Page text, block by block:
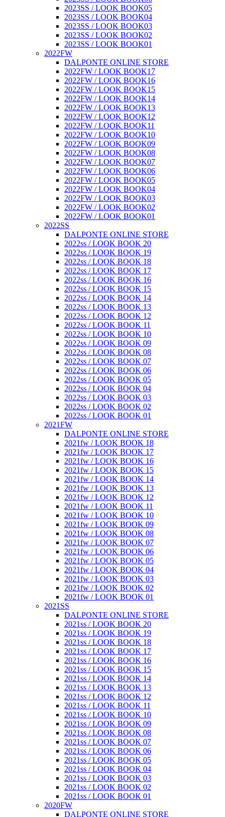
2023SS / LOOK BOOK05
2023SS / LOOK BOOK04
2023SS / LOOK BOOK03
2023SS / LOOK BOOK02
2023SS / LOOK BOOK01
2022FW
DALPONTE ONLINE STORE
2022FW / LOOK BOOK17
2022FW / LOOK BOOK16
2022FW / LOOK BOOK15
2022FW / LOOK BOOK14
2022FW / LOOK BOOK13
2022FW / LOOK BOOK12
2022FW / LOOK BOOK11
2022FW / LOOK BOOK10
2022FW / LOOK BOOK09
2022FW / LOOK BOOK08
2022FW / LOOK BOOK07
2022FW / LOOK BOOK06
2022FW / LOOK BOOK05
2022FW / LOOK BOOK04
2022FW / LOOK BOOK03
2022FW / LOOK BOOK02
2022FW / LOOK BOOK01
2022SS
DALPONTE ONLINE STORE
2022ss / LOOK BOOK 20
2022ss / LOOK BOOK 19
2022ss / LOOK BOOK 18
2022ss / LOOK BOOK 17
2022ss / LOOK BOOK 16
2022ss / LOOK BOOK 15
2022ss / LOOK BOOK 14
2022ss / LOOK BOOK 13
2022ss / LOOK BOOK 12
2022ss / LOOK BOOK 11
2022ss / LOOK BOOK 10
2022ss / LOOK BOOK 09
2022ss / LOOK BOOK 08
2022ss / LOOK BOOK 07
2022ss / LOOK BOOK 06
2022ss / LOOK BOOK 05
2022ss / LOOK BOOK 04
2022ss / LOOK BOOK 03
2022ss / LOOK BOOK 02
2022ss / LOOK BOOK 01
2021FW
DALPONTE ONLINE STORE
2021fw / LOOK BOOK 18
2021fw / LOOK BOOK 17
2021fw / LOOK BOOK 16
2021fw / LOOK BOOK 15
2021fw / LOOK BOOK 14
2021fw / LOOK BOOK 13
2021fw / LOOK BOOK 12
2021fw / LOOK BOOK 11
2021fw / LOOK BOOK 10
2021fw / LOOK BOOK 09
2021fw / LOOK BOOK 08
2021fw / LOOK BOOK 07
2021fw / LOOK BOOK 06
2021fw / LOOK BOOK 05
2021fw / LOOK BOOK 04
2021fw / LOOK BOOK 03
2021fw / LOOK BOOK 02
2021fw / LOOK BOOK 01
2021SS
DALPONTE ONLINE STORE
2021ss / LOOK BOOK 20
2021ss / LOOK BOOK 19
2021ss / LOOK BOOK 18
2021ss / LOOK BOOK 17
2021ss / LOOK BOOK 16
2021ss / LOOK BOOK 15
2021ss / LOOK BOOK 14
2021ss / LOOK BOOK 13
2021ss / LOOK BOOK 12
2021ss / LOOK BOOK 11
2021ss / LOOK BOOK 10
2021ss / LOOK BOOK 09
2021ss / LOOK BOOK 08
2021ss / LOOK BOOK 07
2021ss / LOOK BOOK 06
2021ss / LOOK BOOK 05
2021ss / LOOK BOOK 04
2021ss / LOOK BOOK 03
2021ss / LOOK BOOK 02
2021ss / LOOK BOOK 01
2020FW
DALPONTE ONLINE STORE